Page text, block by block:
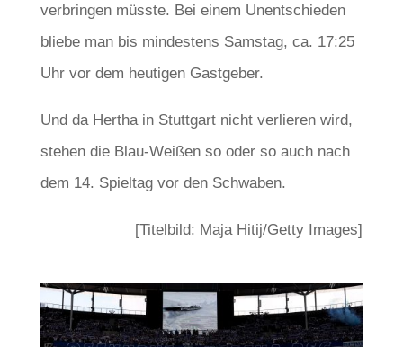
verbringen müsste. Bei einem Unentschieden
bliebe man bis mindestens Samstag, ca. 17:25
Uhr vor dem heutigen Gastgeber.
Und da Hertha in Stuttgart nicht verlieren wird,
stehen die Blau-Weißen so oder so auch nach
dem 14. Spieltag vor den Schwaben.
[Titelbild: Maja Hitij/Getty Images]